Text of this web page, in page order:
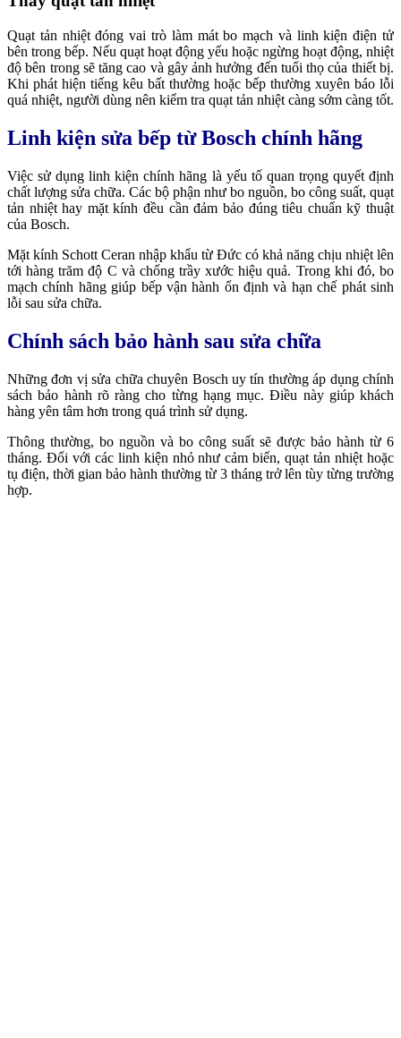
Quạt tản nhiệt đóng vai trò làm mát bo mạch và linh kiện điện tử
bên trong bếp. Nếu quạt hoạt động yếu hoặc ngừng hoạt động, nhiệt
độ bên trong sẽ tăng cao và gây ảnh hưởng đến tuổi thọ của thiết bị.
Khi phát hiện tiếng kêu bất thường hoặc bếp thường xuyên báo lỗi
quá nhiệt, người dùng nên kiểm tra quạt tản nhiệt càng sớm càng tốt.
Linh kiện sửa bếp từ Bosch chính hãng
Việc sử dụng linh kiện chính hãng là yếu tố quan trọng quyết định
chất lượng sửa chữa. Các bộ phận như bo nguồn, bo công suất, quạt
tản nhiệt hay mặt kính đều cần đảm bảo đúng tiêu chuẩn kỹ thuật
của Bosch.
Mặt kính Schott Ceran nhập khẩu từ Đức có khả năng chịu nhiệt lên
tới hàng trăm độ C và chống trầy xước hiệu quả. Trong khi đó, bo
mạch chính hãng giúp bếp vận hành ổn định và hạn chế phát sinh
lỗi sau sửa chữa.
Chính sách bảo hành sau sửa chữa
Những đơn vị sửa chữa chuyên Bosch uy tín thường áp dụng chính
sách bảo hành rõ ràng cho từng hạng mục. Điều này giúp khách
hàng yên tâm hơn trong quá trình sử dụng.
Thông thường, bo nguồn và bo công suất sẽ được bảo hành từ 6
tháng. Đối với các linh kiện nhỏ như cảm biến, quạt tản nhiệt hoặc
tụ điện, thời gian bảo hành thường từ 3 tháng trở lên tùy từng trường
hợp.